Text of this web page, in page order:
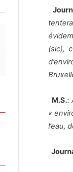
(sic),
M.S.:
«
l’eau,